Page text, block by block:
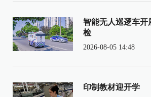
智能无人巡逻车开
检
2026-08-05 14:48
印制教材迎开学